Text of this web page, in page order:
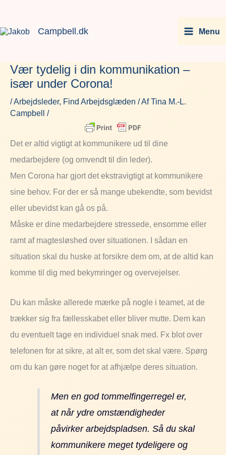
Campbell.dk Menu
Vær tydelig i din kommunikation –
især under Corona!
/Arbejdsleder, Find Arbejdsglæden / AfTina M.-L.
Campbell /
Det er altid vigtigt at kommunikere ud til dine
medarbejdere (og omvendt til din leder).
Men Corona har gjort det ekstravigtigt at kommunikere
sine behov. For der er så mange ubekendte, som bevidst
eller ubevidst kan gå os på.
Måske er dine medarbejdere stressede, ensomme eller
ramt af magtesløshed over situationen. I sådan en
situation skal du huske at forsikre dem om, at de altid kan
komme til dig med bekymringer og overvejelser.
Du kan måske allerede mærke på nogle i teamet, at de
trækker sig fra fællesskabet eller bliver mutte. Dem kan
du eventuelt tage en individuel snak med. Fx blot over
telefonen for at sikre, at alt er, som det skal være. Spørg
om du kan gøre noget for at afhjælpe deres situation.
Men en god tommelfingerregel er,
at når ydre omstændigheder
påvirker arbejdspladsen. Så du skal
kommunikere meget tydeligere og